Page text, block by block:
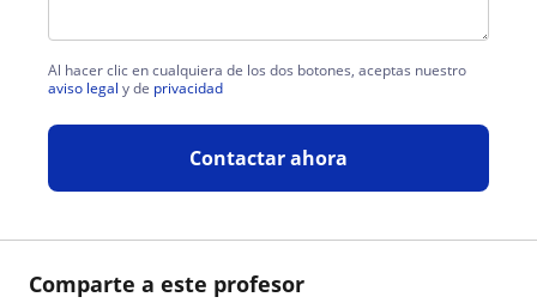
Comparte a este profesor
Al hacer clic en cualquiera de los dos botones, aceptas nuestro
aviso legal y de privacidad
Contactar ahora